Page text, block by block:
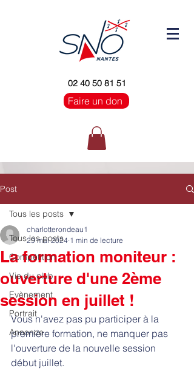
02 40 50 81 51
Faire un don
Post
Tous les posts
Compétition
Vie du club
Evènement
Portrait
Annonce
Tous les posts
La formation moniteur :
ouverture d'une 2ème
session en juillet !
charlotterondeau1
29 mai 2024 1 min de lecture
Vous n'avez pas pu participer à la
première formation, ne manquer pas
l'ouverture de la nouvelle session
début juillet.